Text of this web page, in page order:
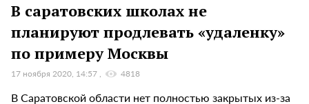
В саратовских школах не
планируют продлевать «удаленку»
по примеру Москвы
17 ноября 2020, 14:57 4818
В Саратовской области нет полностью закрытых из-за